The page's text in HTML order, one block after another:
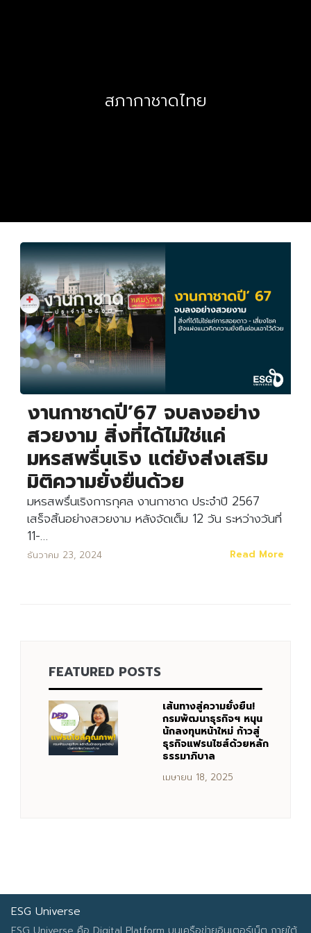
Search
สภากาชาดไทย
งานกาชาดปี’67 จบลงอย่าง
สวยงาม สิ่งที่ได้ไม่ใช่แค่
มหรสพรื่นเริง แต่ยังส่งเสริม
มิติความยั่งยืนด้วย
มหรสพรื่นเริงการกุศล งานกาชาด ประจำปี 2567
เสร็จสิ้นอย่างสวยงาม หลังจัดเต็ม 12 วัน ระหว่างวันที่
11-…
ธันวาคม 23, 2024 Read More
FEATURED POSTS
เส้นทางสู่ความยั่งยืน!
กรมพัฒนาธุรกิจฯ หนุน
นักลงทุนหน้าใหม่ ก้าวสู่
ธุรกิจแฟรนไชส์ด้วยหลัก
ธรรมาภิบาล
เมษายน 18, 2025
ESG Universe